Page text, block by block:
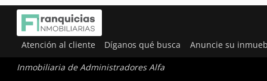
Atención al cliente Díganos qué busca Anuncie su
Inmobiliaria de Administradores Alfa